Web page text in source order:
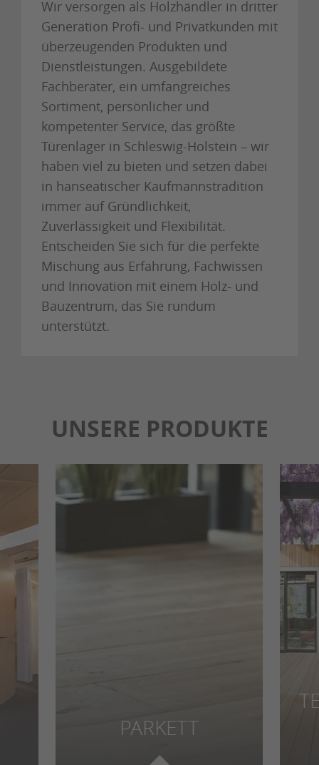
Wir versorgen als Holzhändler in dritter
Generation Profi- und Privatkunden mit
überzeugenden Produkten und
Dienstleistungen. Ausgebildete
Fachberater, ein umfangreiches
Sortiment, persönlicher und
kompetenter Service, das größte
Türenlager in Schleswig-Holstein – wir
haben viel zu bieten und setzen dabei
in hanseatischer Kaufmannstradition
immer auf Gründlichkeit,
Zuverlässigkeit und Flexibilität.
Entscheiden Sie sich für die perfekte
Mischung aus Erfahrung, Fachwissen
und Innovation mit einem Holz- und
Bauzentrum, das Sie rundum
unterstützt.
UNSERE PRODUKTE
PARKETT